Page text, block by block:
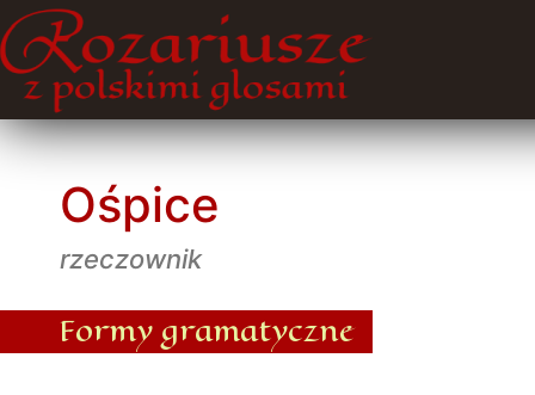
Ośpice
rzeczownik
Formy gramatyczne